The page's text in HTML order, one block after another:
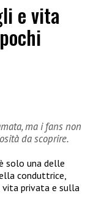
e vita
ma i fans non
da scoprire.
solo una delle
conduttrice,
vita privata e sulla